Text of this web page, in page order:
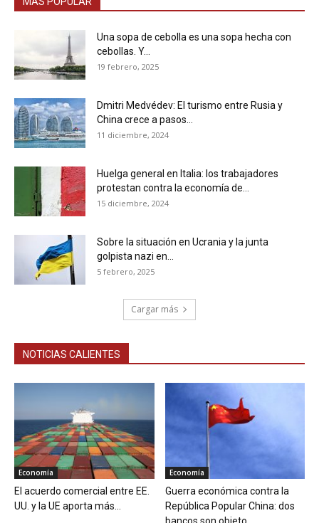
Una sopa de cebolla es una sopa hecha con
cebollas. Y...
19 febrero, 2025
Dmitri Medvédev: El turismo entre Rusia y
China crece a pasos...
11 diciembre, 2024
Huelga general en Italia: los trabajadores
protestan contra la economía de...
15 diciembre, 2024
Sobre la situación en Ucrania y la junta
golpista nazi en...
5 febrero, 2025
Cargar más
NOTICIAS CALIENTES
Economía
El acuerdo comercial entre EE.
UU. y la UE aporta más...
Economía
Guerra económica contra la
República Popular China: dos